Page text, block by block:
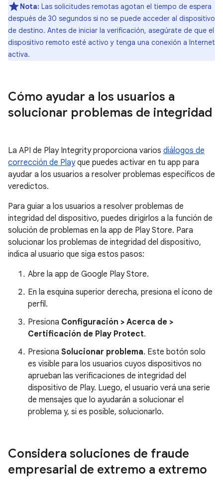
Nota: Las solicitudes remotas agotan el tiempo de espera
después de 30 segundos si no se puede acceder al dispositivo
de destino. Antes de iniciar la verificación, asegúrate de que el
dispositivo remoto esté activo y tenga una conexión a Internet
activa.
Cómo ayudar a los usuarios a
solucionar problemas de integridad
La API de Play Integrity proporciona varios diálogos de
corrección de Playque puedes activar en tu app para
ayudar a los usuarios a resolver problemas específicos de
veredictos.
Para guiar a los usuarios a resolver problemas de
integridad del dispositivo, puedes dirigirlos a la función de
solución de problemas en la app de Play Store. Para
solucionar los problemas de integridad del dispositivo,
indica al usuario que siga estos pasos:
Abre la app de Google Play Store.
En la esquina superior derecha, presiona el ícono de
perfil.
Presiona Configuración > Acerca de >
Certificación de Play Protect.
Presiona Solucionar problema. Este botón solo
es visible para los usuarios cuyos dispositivos no
aprueban las verificaciones de integridad del
dispositivo de Play. Luego, el usuario verá una serie
de mensajes que lo ayudarán a solucionar el
problema y, si es posible, solucionarlo.
Considera soluciones de fraude
empresarial de extremo a extremo